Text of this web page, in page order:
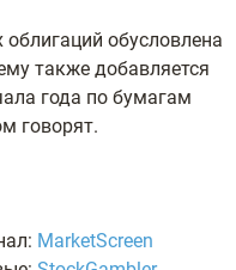
обусловлена
также добавляется
года по бумагам
говорят.
MarketScreen